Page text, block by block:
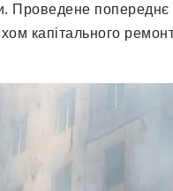
Проведене
капітального